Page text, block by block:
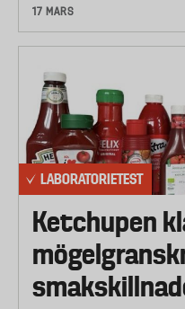
17 MARS
LABORATORIETEST
Ketchupen